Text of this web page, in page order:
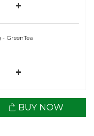
GreenTea
BUY NOW